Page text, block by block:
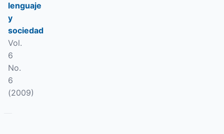
lenguaje
y
sociedad
Vol.
6
No.
6
(2009)